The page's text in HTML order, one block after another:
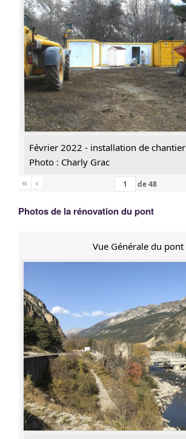
Février 2022 - installation de chantier
Photo : Charly Grac
«
‹ de48
Photos de la rénovation du pont
Vue Générale du pont